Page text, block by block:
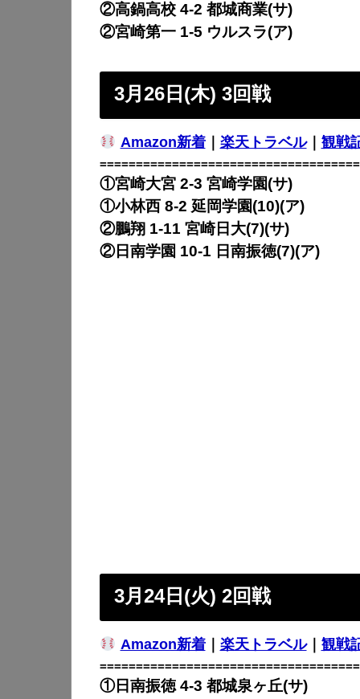
②高鍋高校 4-2 都城商業(サ)
②宮崎第一 1-5 ウルスラ(ア)
3月26日(木) 3回戦
Amazon新着｜ 楽天トラベル｜ 観戦
①宮崎大宮 2-3 宮崎学園(サ)
①小林西 8-2 延岡学園(10)(ア)
②鵬翔 1-11 宮崎日大(7)(サ)
②日南学園 10-1 日南振徳(7)(ア)
3月24日(火) 2回戦
Amazon新着｜ 楽天トラベル｜ 観戦
①日南振徳 4-3 都城泉ヶ丘(サ)